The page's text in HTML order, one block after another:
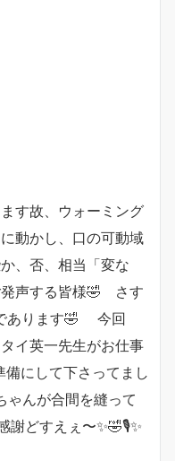
す故、ウォーミング
動かし、口の可動域
、否、相当「変な
発声する皆様🤣 さす
あります🤣 今回
イ英一先生がお仕事
にして下さってまし
ゃんが合間を縫って
どすえぇ〜✨🤣🎙✨